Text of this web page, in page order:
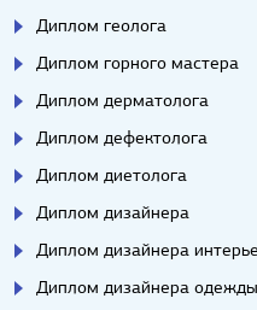
Диплом геолога
Диплом горного мастера
Диплом дерматолога
Диплом дефектолога
Диплом диетолога
Диплом дизайнера
Диплом дизайнера
Диплом дизайнера одежды